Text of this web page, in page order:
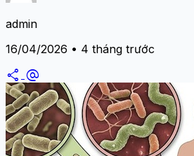
admin
16/04/2026 • 4 tháng trước
share alternate_email